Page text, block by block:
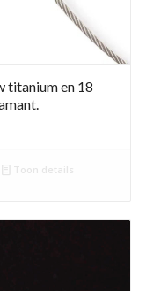
titanium en 18
Toon details